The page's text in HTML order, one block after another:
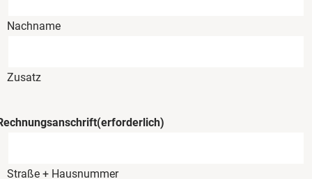
Nachname
Zusatz
(erforderlich)
Straße + Hausnummer